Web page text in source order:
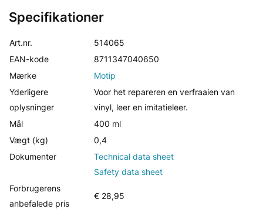
Specifikationer
Art.nr.
514065
EAN-kode
8711347040650
Mærke
Motip
Yderligere
oplysninger
Voor het repareren en verfraaien van
vinyl, leer en imitatieleer.
Mål
400 ml
Vægt (kg)
0,4
Dokumenter
Technical data sheet
Safety data sheet
Forbrugerens
anbefalede pris
€ 28,95